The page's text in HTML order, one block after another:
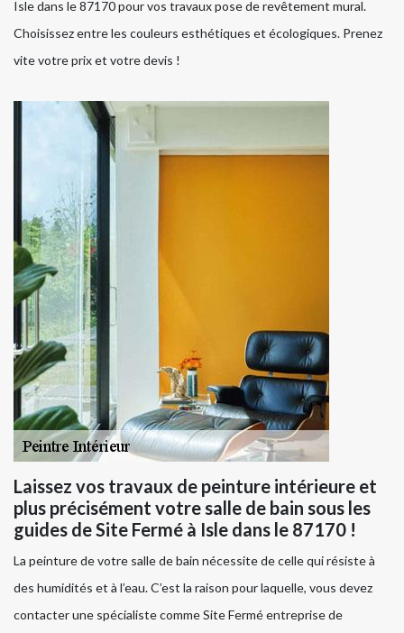
Isle dans le 87170 pour vos travaux pose de revêtement mural.
Choisissez entre les couleurs esthétiques et écologiques. Prenez
vite votre prix et votre devis !
Laissez vos travaux de peinture intérieure et
plus précisément votre salle de bain sous les
guides de Site Fermé à Isle dans le 87170 !
La peinture de votre salle de bain nécessite de celle qui résiste à
des humidités et à l’eau. C’est la raison pour laquelle, vous devez
contacter une spécialiste comme Site Fermé entreprise de